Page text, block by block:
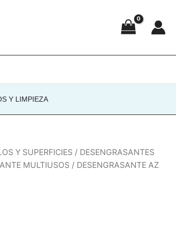
Y LIMPIEZA
Y SUPERFICIES / DESENGRASANTES
MULTIUSOS / DESENGRASANTE AZ